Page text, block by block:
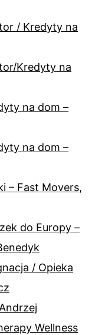
/ Kredyty na
Kredyty na
na dom –
na dom –
– Fast Movers,
do Europy –
/ Opieka
Wellness